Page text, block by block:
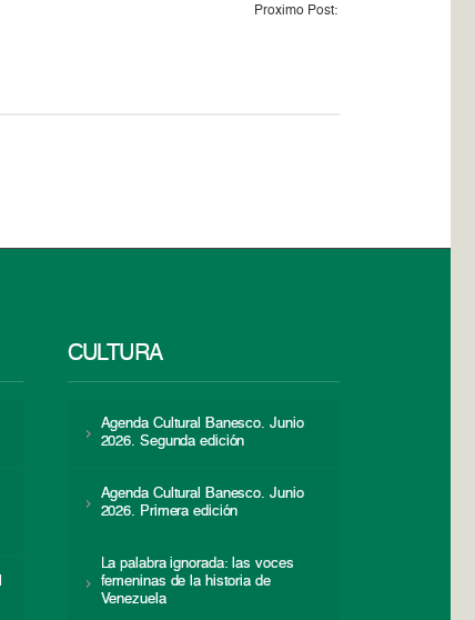
Proximo Post:
CULTURA
Agenda Cultural Banesco. Junio
2026. Segunda edición
Agenda Cultural Banesco. Junio
2026. Primera edición
La palabra ignorada: las voces
femeninas de la historia de
Venezuela